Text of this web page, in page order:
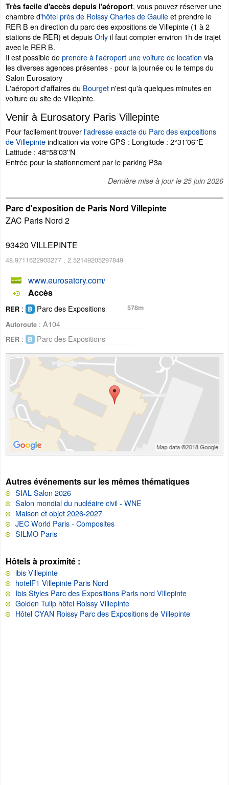
Très facile d'accès depuis l'aéroport, vous pouvez réserver une
chambre d'hôtel près de Roissy Charles de Gaulleet prendre le
RER B en direction du parc des expositions de Villepinte (1 à 2
stations de RER) et depuisOrlyil faut compter environ 1h de trajet
avec le RER B.
Il est possible deprendre à l'aéroport une voiture de location via
les diverses agences présentes - pour la journée ou le temps du
Salon Eurosatory
L'aéroport d'affaires du Bourget n'est qu'à quelques minutes en
voiture du site de Villepinte.
Venir à Eurosatory Paris Villepinte
Pour facilement trouver l'adresse exacte du Parc des expositions
de Villepinteindication via votre GPS : Longitude : 2°31'06''E -
Latitude : 48°58'03''N
Entrée pour la stationnement par le parking P3a
Dernière mise à jour le 25 juin 2026
Parc d'exposition de Paris Nord Villepinte
ZAC Paris Nord 2
93420 VILLEPINTE
48.9711622903277 , 2.52149205297849
www.eurosatory.com/
Accès
RER : Parc des Expositions
578m
Autoroute : A104
RER : Parc des Expositions
Autres événements sur les mêmes thématiques
SIAL Salon 2026
Salon mondial du nucléaire civil - WNE
Maison et objet 2026-2027
JEC World Paris - Composites
SILMO Paris
Hôtels à proximité :
ibis Villepinte
hotelF1 Villepinte Paris Nord
Ibis Styles Parc des Expositions Paris nord Villepinte
Golden Tulip hôtel Roissy Villepinte
Hôtel CYAN Roissy Parc des Expositions de Villepinte